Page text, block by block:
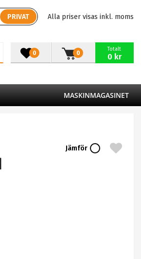
PRIVAT Alla priser visas inkl. moms
0
Totalt
0 kr
0
MASKINMAGASINET
Jämför